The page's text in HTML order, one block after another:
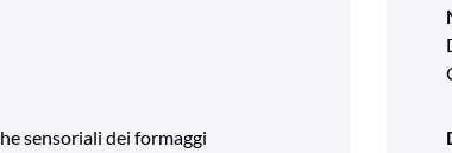
sensoriali dei formaggi